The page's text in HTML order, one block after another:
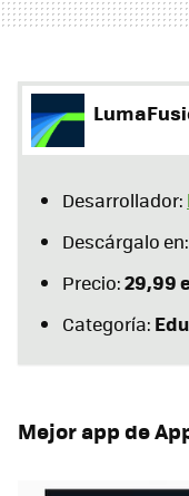
Desarrollador:
Descárgalo en:
Precio:29,99
Categoría:
Mejor app de